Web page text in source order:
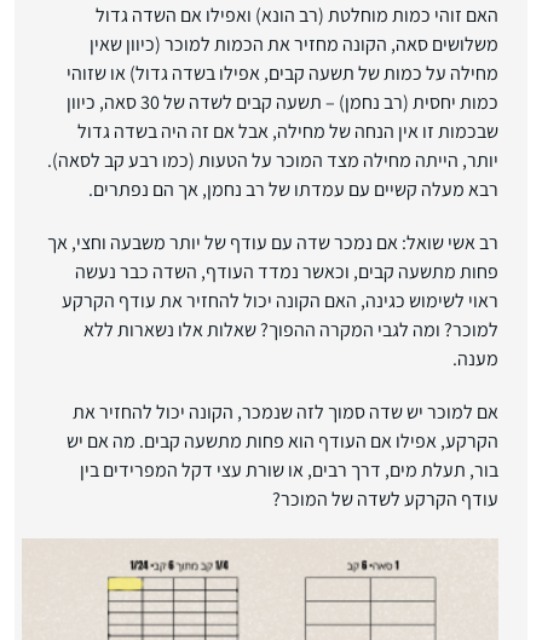
האם זוהי כמות מוחלטת (רב הונא) ואפילו אם השדה גדול
משלושים סאה, הקונה מחזיר את הכמות למוכר (כיוון שאין
מחילה על כמות של תשעה קבים, אפילו בשדה גדול) או שזוהי
כמות יחסית (רב נחמן) – תשעה קבים לשדה של 30 סאה, כיוון
שבכמות זו אין הנחה של מחילה, אבל אם זה היה בשדה גדול
יותר, הייתה מחילה מצד המוכר על הטעות (כמו רבע קב לסאה).
רבא מעלה קשיים עם עמדתו של רב נחמן, אך הם נפתרים.
רב אשי שואל: אם נמכר שדה עם עודף של יותר משבעה וחצי, אך
פחות מתשעה קבים, וכאשר נמדד העודף, השדה כבר נעשה
ראוי לשימוש כגינה, האם הקונה יכול להחזיר את עודף הקרקע
למוכר? ומה לגבי המקרה ההפוך? שאלות אלו נשארות ללא
מענה.
אם למוכר יש שדה סמוך לזה שנמכר, הקונה יכול להחזיר את
הקרקע, אפילו אם העודף הוא פחות מתשעה קבים. מה אם יש
בור, תעלת מים, דרך רבים, או שורת עצי דקל המפרידים בין
עודף הקרקע לשדה של המוכר?